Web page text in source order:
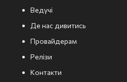
Ведучі
Де нас дивитись
Провайдерам
Релізи
Контакти